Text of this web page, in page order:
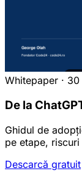
Whitepaper ·
De la
Ghidul de
pe etape,
Descarcă gratuit